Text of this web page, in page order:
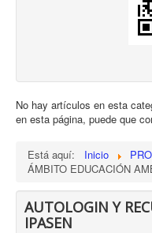
RECURSOS
RECURSOS
PROGRAMAS DE
AULA DEL FUTURO
No hay artículos en esta
en esta página, puede que
Está aquí: Inicio
ÁMBITO EDUCACIÓN
AUTOLOGIN Y
IPASEN